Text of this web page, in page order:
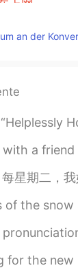
上网
。晚上有
day
外面吃饭还
有花火但是
上网
有花火但是
an der
Lyrics Helplessly hoping
HT. I learned a lot of
，有时还有虾。我最喜欢吃当米饭仍然很热。我有很多朋友说他
today few we are supposed
first impression other
I will give you guys... its